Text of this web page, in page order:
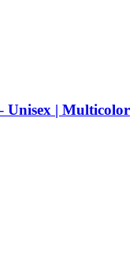
Unisex | Multicolor